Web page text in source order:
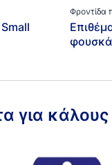
Φροντίδα
για κάλους